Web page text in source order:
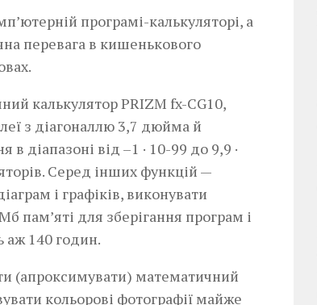
програмі-калькуляторі, а
перевага в кишенькового
калькулятор PRIZM fx-CG10,
з діа­гоналлю 3,7 дюйма й
діапазоні­ від –1 · 10-99 до 9,9 ·
Серед інших функцій —
і графіків, виконувати
пам’яті для зберігання програм і
аж 140 годин.
(апроксимувати) математичний
кольорові фотографії майже